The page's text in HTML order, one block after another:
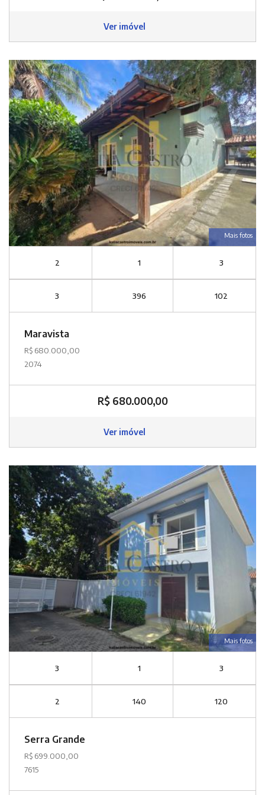
Ver imóvel
Mais fotos
2 1 3
3 396 102
Maravista
R$ 680.000,00
2074
R$ 680.000,00
Ver imóvel
Mais fotos
3 1 3
2 140 120
Serra Grande
R$ 699.000,00
7615